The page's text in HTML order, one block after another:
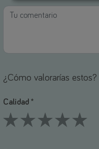
¿Cómo valorarías estos?
Calidad *